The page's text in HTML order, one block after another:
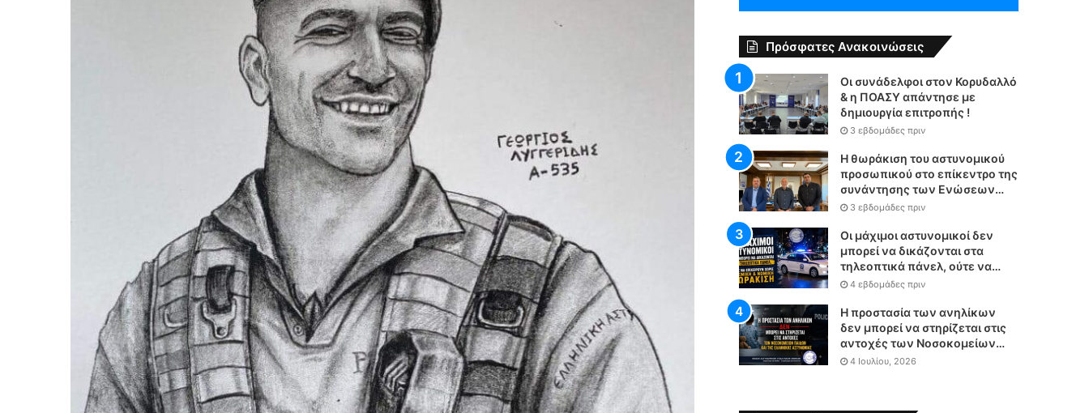
Πρόσφατες Ανακοινώσεις
Οι συνάδελφοι στον Κορυδαλλό
& η ΠΟΑΣΥ απάντησε με
δημιουργία επιτροπής !
3 εβδομάδες πριν
Η θωράκιση του αστυνομικού
προσωπικού στο επίκεντρο της
συνάντησης των Ενώσεων
Αστυνομικών Υπαλλήλων
τον Υπουργό Δικαιοσύνης
3 εβδομάδες πριν
Οι μάχιμοι αστυνομικοί δεν
μπορεί να δικάζονται στα
τηλεοπτικά πάνελ, ούτε να
επιχειρούν χωρίς θεσμική &
4 εβδομάδες πριν
Η προστασία των ανηλίκων
δεν μπορεί να στηρίζεται στις
αντοχές των Νοσοκομείων
Παίδων και της Ελληνικής
4 Ιουλίου, 2026